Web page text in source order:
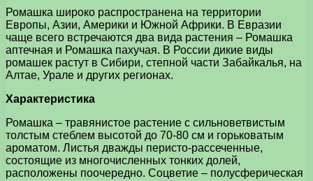
Ромашка широко распространена на территории
Европы, Азии, Америки и Южной Африки. В Евразии
чаще всего встречаются два вида растения – Ромашка
аптечная и Ромашка пахучая. В России дикие виды
ромашек растут в Сибири, степной части Забайкалья, на
Алтае, Урале и других регионах.
Характеристика
Ромашка – травянистое растение с сильноветвистым
толстым стеблем высотой до 70-80 см и горьковатым
ароматом. Листья дважды перисто-рассеченные,
состоящие из многочисленных тонких долей,
расположены поочередно. Соцветие – полусферическая